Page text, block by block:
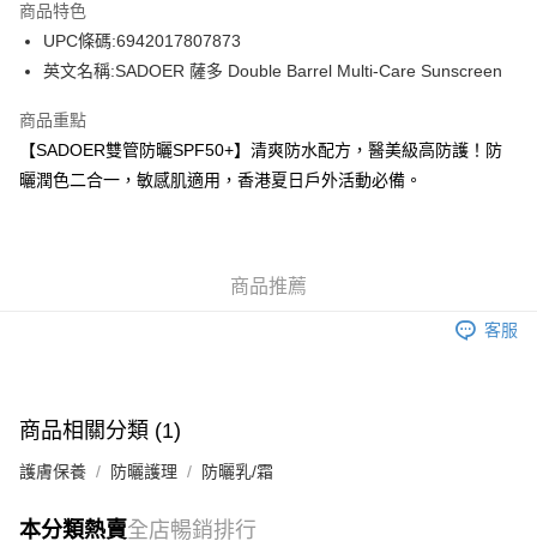
WeChat Pay
JD京東物流，訂單確認發貨後2-4個工作天送達
商品特色
UPC條碼:6942017807873
英文名稱:SADOER 薩多 Double Barrel Multi-Care Sunscreen
商品重點
【SADOER雙管防曬SPF50+】清爽防水配方，醫美級高防護！防
曬潤色二合一，敏感肌適用，香港夏日戶外活動必備。
商品推薦
客服
商品相關分類 (1)
護膚保養 防曬護理 防曬乳/霜
本分類熱賣全店暢銷排行